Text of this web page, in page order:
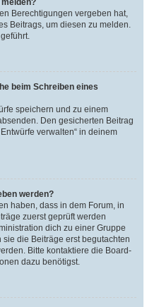
Berechtigungen vergeben hat,
Beitrags, um diesen zu melden.
beim Schreiben eines
speichern und zu einem
Den gesicherten Beitrag
verwalten“ in deinem
werden?
haben, dass in dem Forum, in
zuerst geprüft werden
dich zu einer Gruppe
die Beiträge erst begutachten
Bitte kontaktiere die Board-
dazu benötigst.